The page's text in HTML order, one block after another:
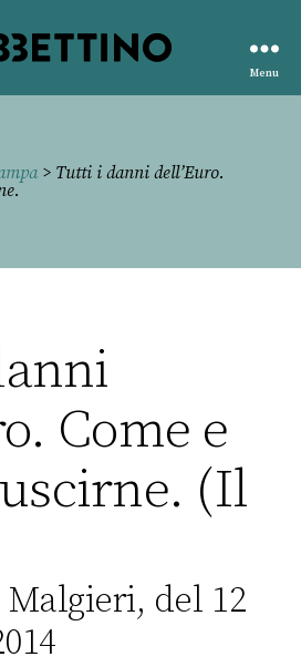
editore
Menu
> Tutti i danni dell’Euro.
Come e
(Il
del 12